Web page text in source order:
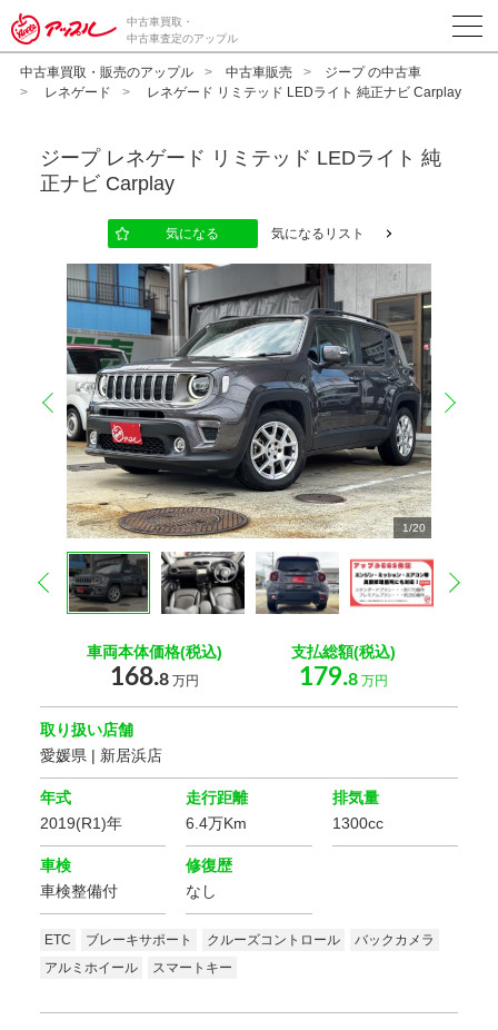
中古車買取・
中古車査定のアップル
中古車買取・販売のアップル 中古車販売
ジープ の中古車
レネゲード
レネゲード リミテッド LEDライト 純正ナビ Carplay
ジープ レネゲード リミテッド LEDライト 純
正ナビ Carplay
気になる 気になるリスト
1/20
2 20
3 20
4 20
5 20
6 20
7 20
8 20
9 20
10 2
0
11 2
0
12 2
0
13 2
0
14 2
0
15 2
0
16 2
0
17 2
0
18 2
0
19 2
0
20 2
0
prev
prev
車両本体価格(税込)
168.8 万円
支払総額(税込)
179.8万円
取り扱い店舗
愛媛県 | 新居浜店
年式
2019(R1)年
走行距離
6.4万Km
排気量
1300cc
車検
車検整備付
修復歴
なし
ETC ブレーキサポート クルーズコントロール
バックカメラ
アルミホイール
スマートキー